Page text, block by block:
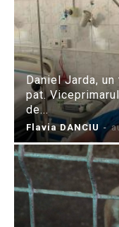
Daniel Jarda,
pat.
de...
Flavia DANCIU -